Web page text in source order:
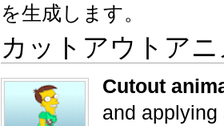
を生成します。
カットアウトア
Cutout
and